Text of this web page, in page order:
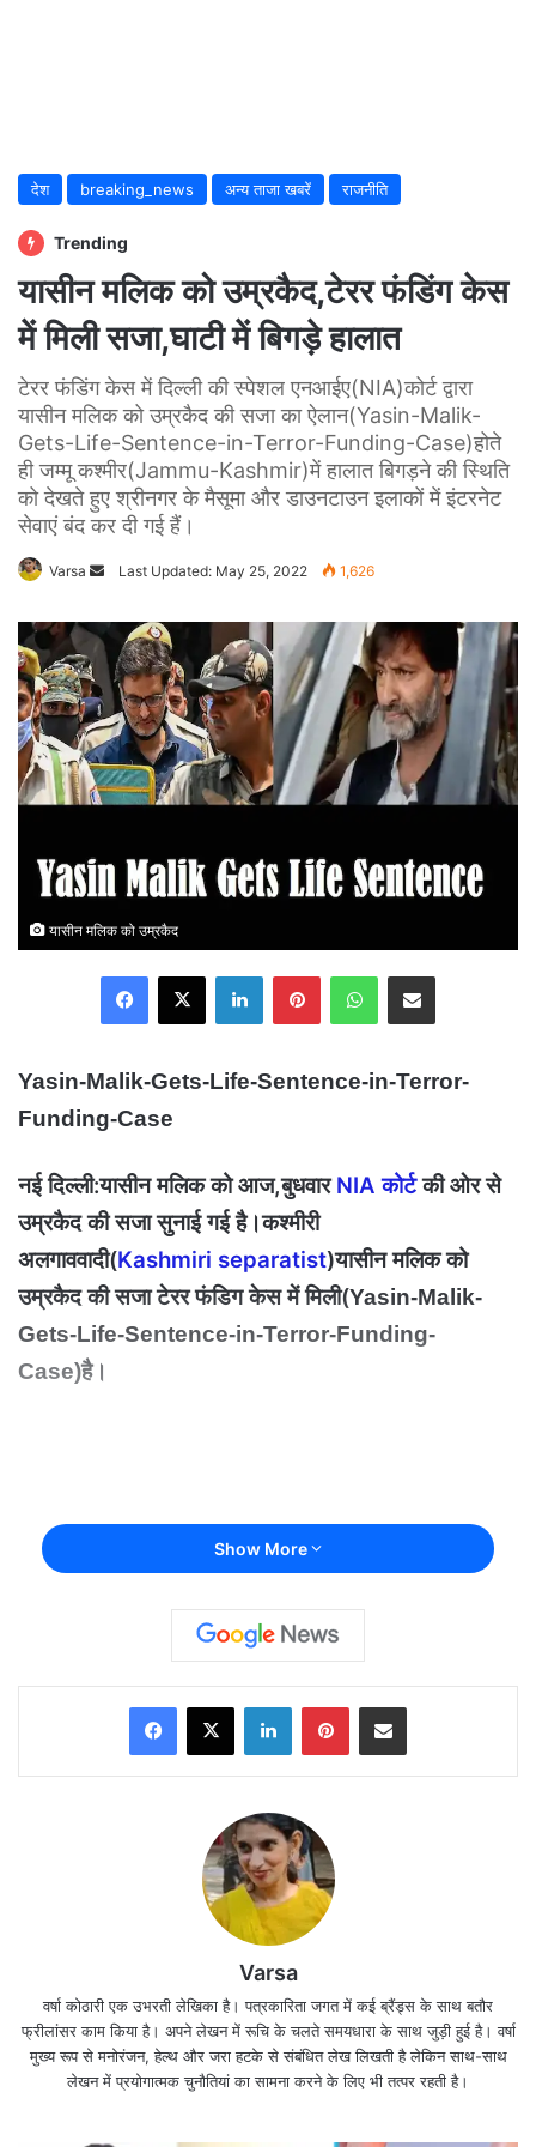
देश breaking_news अन्य ताजा खबरें राजनीति
Trending
यासीन मलिक को उम्रकैद,टेरर फंडिंग केस
में मिली सजा,घाटी में बिगड़े हालात
टेरर फंडिंग केस में दिल्ली की स्पेशल एनआईए(NIA)कोर्ट द्वारा
यासीन मलिक को उम्रकैद की सजा का ऐलान(Yasin-Malik-
Gets-Life-Sentence-in-Terror-Funding-Case)होते
ही जम्मू कश्मीर(Jammu-Kashmir)में हालात बिगड़ने की स्थिति
को देखते हुए श्रीनगर के मैसूमा और डाउनटाउन इलाकों में इंटरनेट
सेवाएं बंद कर दी गई हैं।
Varsa
Send
email
Last Updated: May 25, 2022 1,626
यासीन मलिक को उम्रकैद
Yasin-Malik-Gets-Life-Sentence-in-Terror-
Funding-Case
नई दिल्ली:यासीन मलिक को आज,बुधवारNIA कोर्टकी ओर से
उम्रकैद की सजा सुनाई गई है।कश्मीरी
अलगाववादी(Kashmiri separatist)यासीन मलिक को
उम्रकैद की सजा टेरर फंडिग केस में मिली(Yasin-Malik-
Gets-Life-Sentence-in-Terror-Funding-
Case)है।
Show More
Varsa
वर्षा कोठारी एक उभरती लेखिका है। पत्रकारिता जगत में कई ब्रैंड्स के साथ बतौर
फ्रीलांसर काम किया है। अपने लेखन में रूचि के चलते समयधारा के साथ जुड़ी हुई है। वर्षा
मुख्य रूप से मनोरंजन, हेल्थ और जरा हटके से संबंधित लेख लिखती है लेकिन साथ-साथ
लेखन में प्रयोगात्मक चुनौतियां का सामना करने के लिए भी तत्पर रहती है।